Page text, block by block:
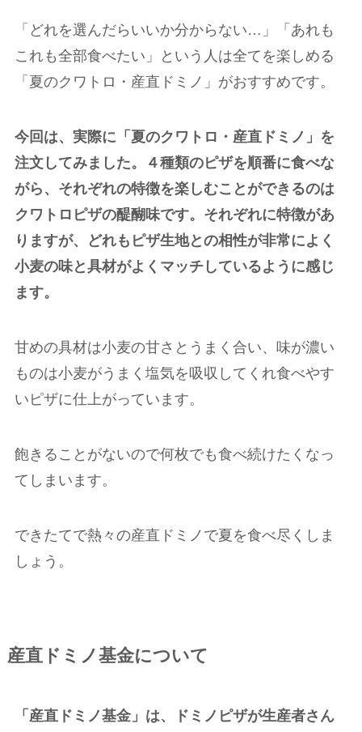
「どれを選んだらいいか分からない… 」「あれも
これも全部食べたい」という人は全てを楽しめる
「夏のクワトロ・産直ドミノ」がおすすめです。
今回は、実際に「夏のクワトロ・産直ドミノ」を
注文してみました。４種類のピザを順番に食べな
がら、それぞれの特徴を楽しむことができるのは
クワトロピザの醍醐味です。それぞれに特徴があ
りますが、どれもピザ生地との相性が非常によく
小麦の味と具材がよくマッチしているように感じ
ます。
甘めの具材は小麦の甘さとうまく合い、味が濃い
ものは小麦がうまく塩気を吸収してくれ食べやす
いピザに仕上がっています。
飽きることがないので何枚でも食べ続けたくなっ
てしまいます。
できたてで熱々の産直ドミノで夏を食べ尽くしま
しょう。
産直ドミノ基金について
「産直ドミノ基金」は、ドミノピザが生産者さん